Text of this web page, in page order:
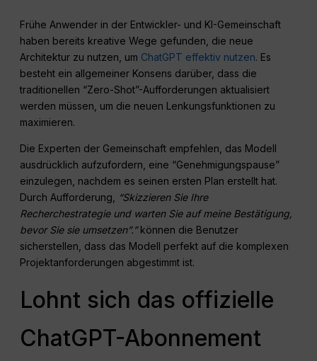
Frühe Anwender in der Entwickler- und KI-Gemeinschaft
haben bereits kreative Wege gefunden, die neue
Architektur zu nutzen, um ChatGPT effektiv nutzen. Es
besteht ein allgemeiner Konsens darüber, dass die
traditionellen “Zero-Shot”-Aufforderungen aktualisiert
werden müssen, um die neuen Lenkungsfunktionen zu
maximieren.
Die Experten der Gemeinschaft empfehlen, das Modell
ausdrücklich aufzufordern, eine “Genehmigungspause”
einzulegen, nachdem es seinen ersten Plan erstellt hat.
Durch Aufforderung,
“Skizzieren Sie Ihre
Recherchestrategie und warten Sie auf meine Bestätigung,
bevor Sie sie umsetzen”.”können die Benutzer
sicherstellen, dass das Modell perfekt auf die komplexen
Projektanforderungen abgestimmt ist.
Lohnt sich das offizielle
ChatGPT-Abonnement